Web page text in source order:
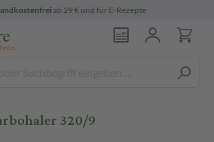
ab 29 € und für E-Rezepte
320/9